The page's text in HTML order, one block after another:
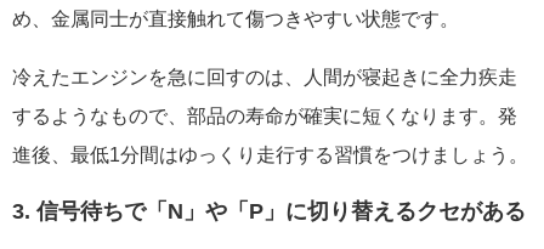
め、金属同士が直接触れて傷つきやすい状態です。
冷えたエンジンを急に回すのは、人間が寝起きに全力疾走
するようなもので、部品の寿命が確実に短くなります。発
進後、最低1分間はゆっくり走行する習慣をつけましょう。
3. 信号待ちで「N」や「P」に切り替えるクセがある